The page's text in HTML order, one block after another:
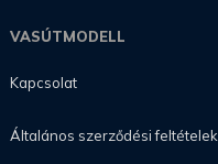
VASÚTMODELL
Kapcsolat
Általános szerződési feltételek